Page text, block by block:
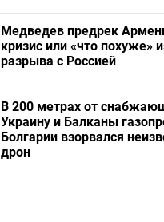
Медведев предрек
кризис или «что похуже»
разрыва с Россией
В 200 метрах от
Украину и Балканы
Болгарии взорвался
дрон